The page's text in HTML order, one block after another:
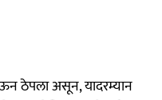
ठेपला असून, यादरम्यान